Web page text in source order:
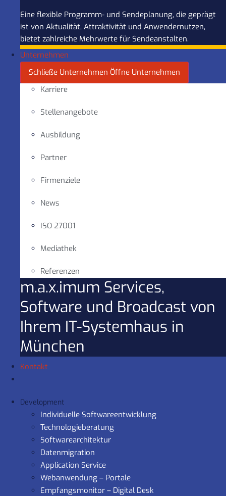
Eine flexible Programm- und Sendeplanung, die geprägt
ist von Aktualität, Attraktivität und Anwendernutzen,
bietet zahlreiche Mehrwerte für Sendeanstalten.
Unternehmen
Schließe Unternehmen Öffne Unternehmen
Karriere
Stellenangebote
Ausbildung
Partner
Firmenziele
News
ISO 27001
Mediathek
Referenzen
m.a.x.imum Services,
Software und Broadcast von
Ihrem IT-Systemhaus in
München
Kontakt
Development
Individuelle Softwareentwicklung
Technologieberatung
Softwarearchitektur
Datenmigration
Application Service
Webanwendung – Portale
Empfangsmonitor – Digital Desk